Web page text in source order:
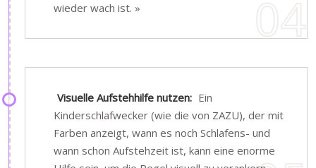
wieder wach ist. »
Visuelle Aufstehhilfe nutzen: Ein
Kinderschlafwecker (wie die von ZAZU), der mit
Farben anzeigt, wann es noch Schlafens- und
wann schon Aufstehzeit ist, kann eine enorme